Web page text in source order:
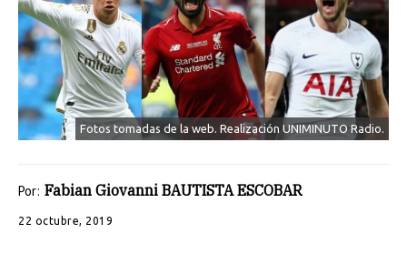
Fotos tomadas de la web. Realización UNIMINUTO Radio.
Por: Fabian Giovanni BAUTISTA ESCOBAR
22 octubre, 2019